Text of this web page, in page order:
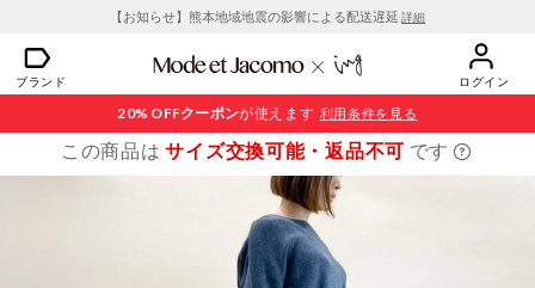
【お知らせ】熊本地域地震の影響による配送遅延 詳細
ブランド ログイン
20% OFFクーポンが使えます 利用条件を見る
この商品はサイズ交換可能・返品不可 です